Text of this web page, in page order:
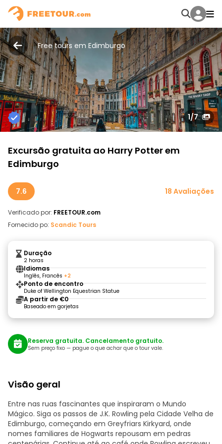
Free tours em Edimburgo
1/7
Excursão gratuita ao Harry Potter em
Edimburgo
7.6 18 Avaliações
Verificado por: FREETOUR.com
Fornecido po: Scandic Tours
Duração
2 horas
Idiomas
Inglês, Francês +2
Ponto de encontro
Duke of Wellington Equestrian Statue
A partir de €0
Baseado em gorjetas
Reserva gratuita. Cancelamento gratuito.
Sem preço fixo — pague o que achar que o tour vale.
Visão geral
Entre nas ruas fascinantes que inspiraram o Mundo
Mágico. Siga os passos de J.K. Rowling pela Cidade Velha de
Edimburgo, começando em Greyfriars Kirkyard, onde
nomes familiares de Hogwarts repousam em pedras